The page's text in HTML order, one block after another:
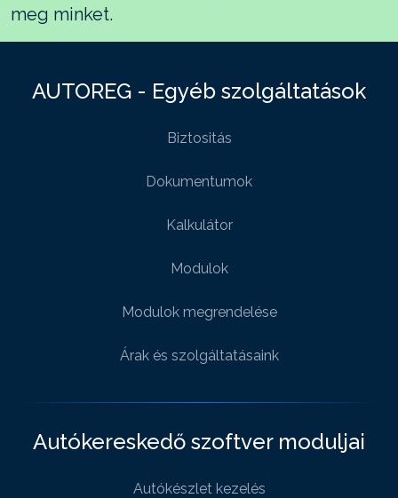
meg minket.
AUTOREG - Egyéb szolgáltatások
Biztositás
Dokumentumok
Kalkulátor
Modulok
Modulok megrendelése
Árak és szolgáltatásaink
Autókereskedő szoftver moduljai
Autókészlet kezelés